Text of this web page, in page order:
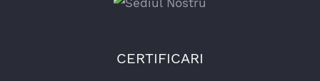
CERTIFICARI